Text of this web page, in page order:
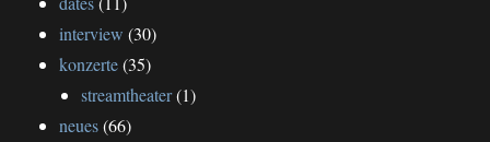
interview (30)
konzerte(35)
streamtheater(1)
neues(66)